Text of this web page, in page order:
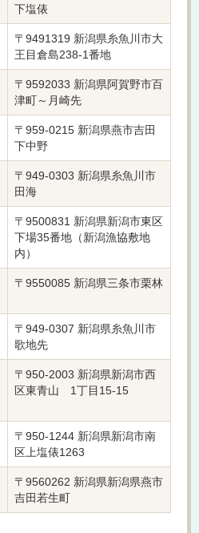
下塩俵
〒9491319 新潟県糸魚川市大
王目倉島238-1番地
〒9592033 新潟県阿賀野市百
津町～月崎先
〒959-0215 新潟県燕市吉田
下中野
〒949-0303 新潟県糸魚川市
田海
〒9500831 新潟県新潟市東区
下場35番地（新潟漁協敷地
内）
〒9550085 新潟県三条市栗林
〒949-0307 新潟県糸魚川市
歌地先
〒950-2003 新潟県新潟市西
区東青山 1丁目15-15
〒950-1244 新潟県新潟市南
区上塩俵1263
〒9560262 新潟県新潟県燕市
吉田若生町